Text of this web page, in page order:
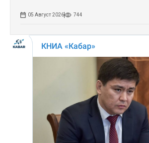
05 Август 2026 744